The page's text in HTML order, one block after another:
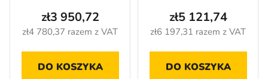
zł4 780,37 razem z VAT
zł3 950,72
DO KOSZYKA
AH7218
zł6 197,31 razem z VAT
zł5 121,74
DO KOSZYKA